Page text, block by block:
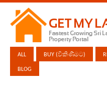
ALL BUY (විකිණීමට)
BLOG